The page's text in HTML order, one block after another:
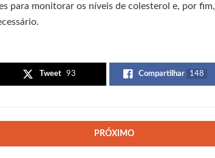
para monitorar os níveis de colesterol e, por fim,
Tweet 93 Compartilhar 148
PRÓXIMO